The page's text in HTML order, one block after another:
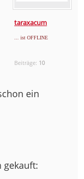
taraxacum
... ist OFFLINE
Beiträge: 10
ein
gekauft: